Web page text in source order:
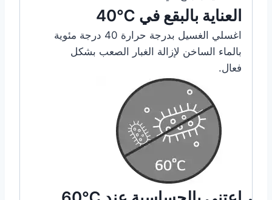
العناية بالبقع في ℃40
اغسلي الغسيل بدرجة حرارة 40 درجة مئوية
بالماء الساخن لإزالة الغبار الصعب بشكل
فعال.